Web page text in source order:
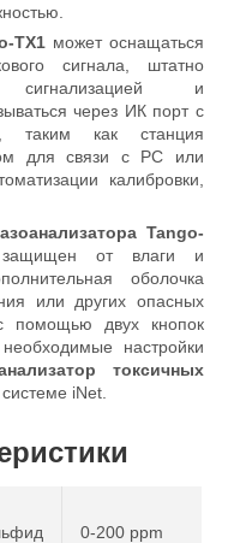
TX1 может оснащаться
сигнала, штатно
сигнализацией и
через ИК порт с
таким как станция
для связи с PC или
калибровки,
Tango-
от влаги и
оболочка
или других опасных
помощью двух кнопок
настройки
токсичных
iNet.
0-200 ppm